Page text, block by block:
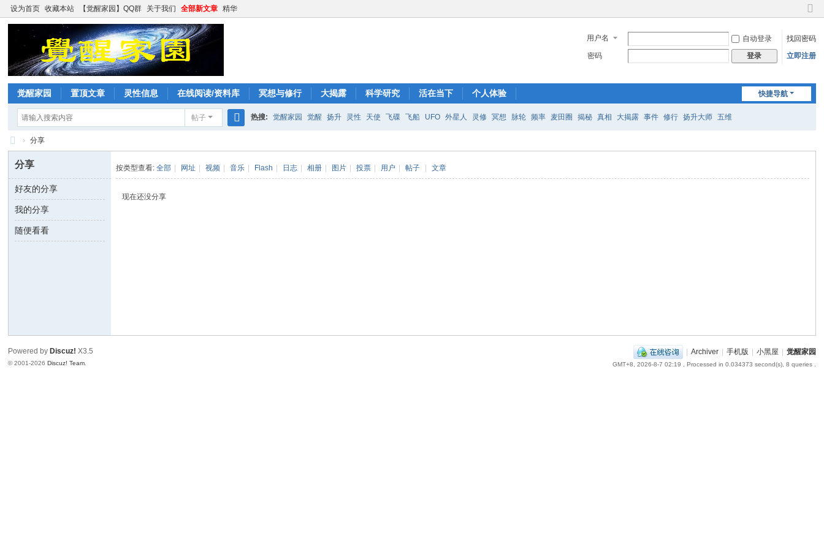
设为首页 收藏本站 【觉醒家园】QQ群 关于我们 全部新文章 精华
切
到
窄
用户名 自动登录
找回密码
密码
登录 立即注册
快捷导航
觉醒家园 置顶文章 灵性信息 在线阅读/资料库 冥想与修行 大揭露 科学研究 活在当下 个人体验
帖子
索
热搜: 觉醒家园 觉醒 扬升 灵性 天使 飞碟 飞船 UFO 外星人 灵修 冥想 脉轮 频率 麦田圈 揭秘 真相 大揭露 事件 修行 扬升大师 五维
觉
醒
家
园
› 分享
分享
好友的分享
我的分享
随便看看
按类型查看:全部 网址 视频 音乐 Flash 日志 相册 图片 投票 用户 帖子 文章
现在还没分享
| Archiver | 手机版 | 小黑屋 | 觉醒家园
GMT+8, 2026-8-7 02:19 , Processed in 0.034373 second(s), 8 queries .
Powered by Discuz! X3.5
© 2001-2026Discuz! Team